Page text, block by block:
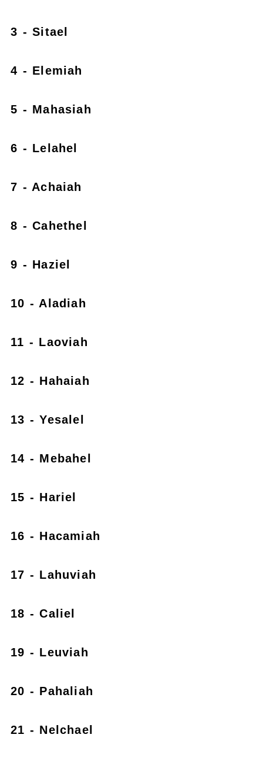
3 - Sitael
4 - Elemiah
5 - Mahasiah
6 - Lelahel
7 - Achaiah
8 - Cahethel
9 - Haziel
10 - Aladiah
11 - Laoviah
12 - Hahaiah
13 - Yesalel
14 - Mebahel
15 - Hariel
16 - Hacamiah
17 - Lahuviah
18 - Caliel
19 - Leuviah
20 - Pahaliah
21 - Nelchael